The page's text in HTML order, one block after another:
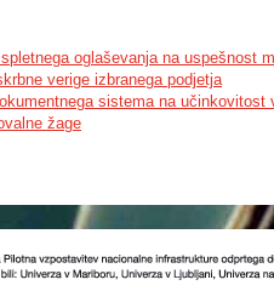
oglaševanja na uspešnost
verige izbranega podjetja
sistema na učinkovitost
žage